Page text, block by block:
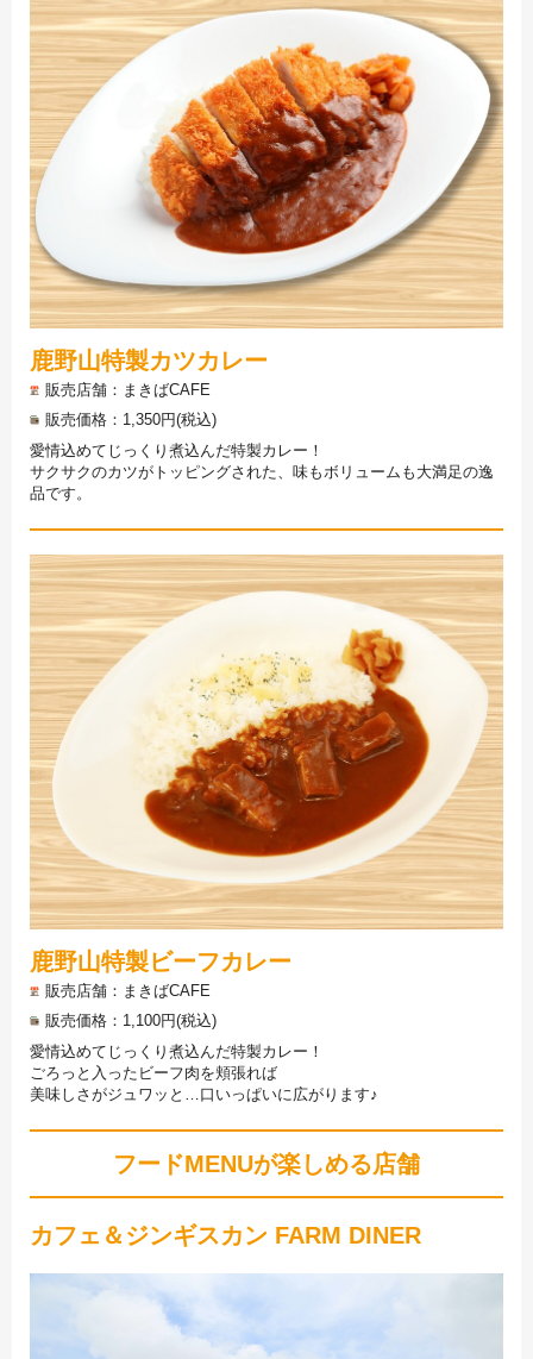
鹿野山特製カツカレー
販売店舗
まきばCAFE
販売価格
1,350円(税込)
愛情込めてじっくり煮込んだ特製カレー！
サクサクのカツがトッピングされた、味もボリュームも大満足の逸
品です。
鹿野山特製ビーフカレー
販売店舗
まきばCAFE
販売価格
1,100円(税込)
愛情込めてじっくり煮込んだ特製カレー！
ごろっと入ったビーフ肉を頬張れば
美味しさがジュワッと…口いっぱいに広がります♪
フードMENUが楽しめる店舗
カフェ＆ジンギスカン FARM DINER